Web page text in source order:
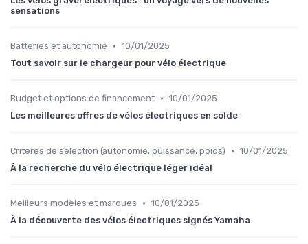
sensations
Batteries et autonomie • 10/01/2025
Tout savoir sur le chargeur pour vélo électrique
Budget et options de financement • 10/01/2025
Les meilleures offres de vélos électriques en solde
Critères de sélection (autonomie, puissance, poids) • 10/01/2025
À la recherche du vélo électrique léger idéal
Meilleurs modèles et marques • 10/01/2025
À la découverte des vélos électriques signés Yamaha